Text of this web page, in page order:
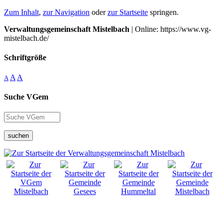
Zum Inhalt, zur Navigation oderzur Startseite springen.
Verwaltungsgemeinschaft Mistelbach | Online: https://www.vg-
mistelbach.de/
Schriftgröße
A A A
Suche VGem
suchen